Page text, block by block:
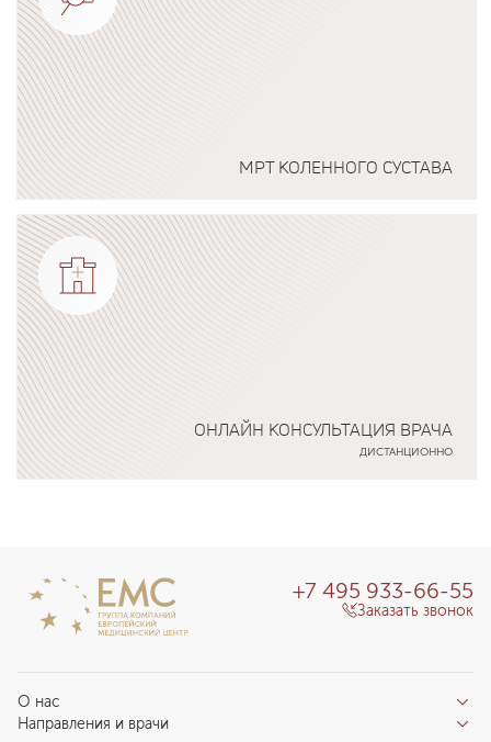
МРТ КОЛЕННОГО СУСТАВА
Подробнее о программе
ОНЛАЙН КОНСУЛЬТАЦИЯ ВРАЧА
ДИСТАНЦИОННО
О нас
Отзывы пациентов
Направления и врачи
+7 495 933-66-55
Заказать звонок